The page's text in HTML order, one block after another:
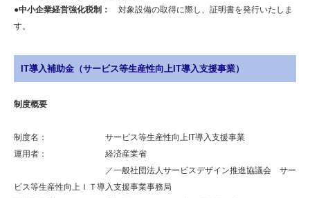
●中小企業経営強化税制：
対象設備の取得に際し、証明書を発行いたしま
す。
IT導入補助金（サービス等生産性向上IT導入支援事業）
制度概要
制度名： サービス等生産性向上IT導入支援事業
運用者： 経済産業省
／一般社団法人サービスデザイン推進協議会 サー
ビス等生産性向上ＩＴ導入支援事業事務局